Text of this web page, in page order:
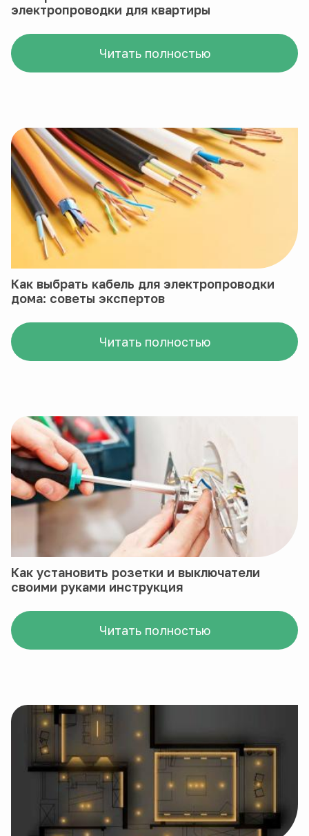
электропроводки для квартиры
Читать полностью
Как выбрать кабель для электропроводки
дома: советы экспертов
Читать полностью
Как установить розетки и выключатели
своими руками инструкция
Читать полностью